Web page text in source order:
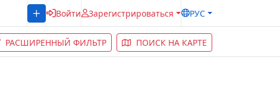
Войти Зарегистрироваться РУС
РАСШИРЕННЫЙ ФИЛЬТР ПОИСК НА КАРТЕ